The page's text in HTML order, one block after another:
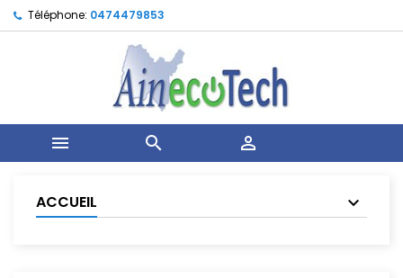
Téléphone: 0474479853
  
ACCUEIL